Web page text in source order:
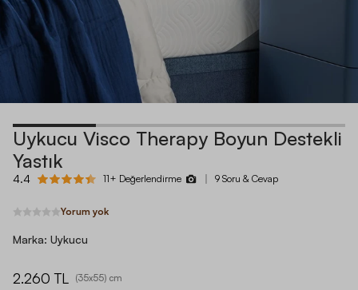
Uykucu Visco Therapy Boyun Destekli
Yastık
4.4 11+ Değerlendirme 9 Soru & Cevap
Yorum yok
Marka: Uykucu
2.260 TL (35x55) cm